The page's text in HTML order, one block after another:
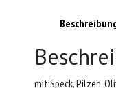
mit Speck, Pilzen,